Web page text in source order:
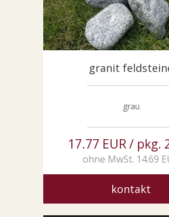
granit
grau
17.77 EUR / pkg.
ohne MwSt. 14.69
kontakt